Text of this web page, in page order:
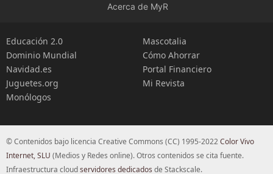
Acerca de MyR
Educación 2.0
Dominio Mundial
Navidad.es
Juguetes.org
Monólogos
Mascotalia
Cómo Ahorrar
Portal Financiero
Mi Revista
© Contenidos bajo licencia Creative Commons (CC) 1995-2022Color Vivo
Internet, SLU (Medios y Redes online). Otros contenidos se cita fuente.
Infraestructura cloudservidores dedicados de Stackscale.